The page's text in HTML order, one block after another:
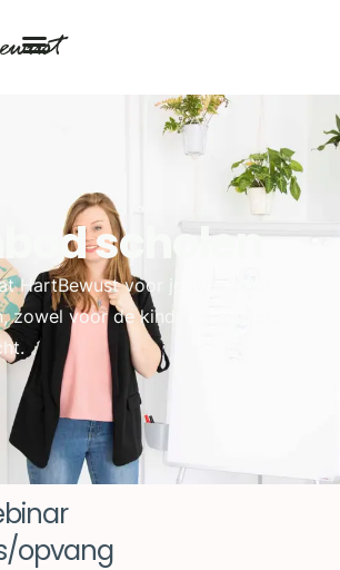
scholen
HartBewust voor jouw school
zowel voor de kinderen, ouders
opvang